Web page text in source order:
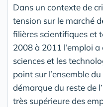
Dans un contexte de
tension sur le marché
filières scientifiques et
2008 à 2011 l’emploi
sciences et les
point sur l’ensemble
démarque du reste de
très supérieure des